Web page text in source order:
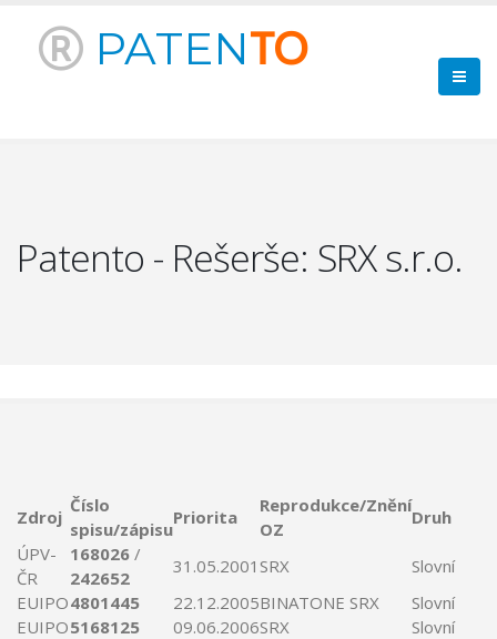
PATENTO
Patento - Rešerše: SRX s.r.o.
Zdroj
Číslo
spisu/zápisu
Priorita
Reprodukce/Znění
OZ
Druh
ÚPV-
ČR
168026 /
242652
31.05.2001 SRX
Slovní
EUIPO4801445 22.12.2005BINATONE SRX
Slovní
EUIPO5168125 09.06.2006SRX
Slovní